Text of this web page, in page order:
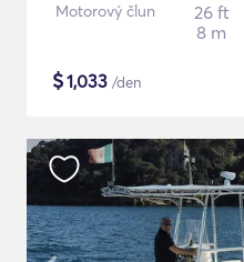
Motorový člun
26 ft
8 m
$1,033 /den